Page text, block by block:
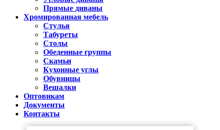
Прямые диваны
Хромированная мебель
Стулья
Табуреты
Столы
Обеденные группы
Скамьи
Кухонные углы
Обувницы
Вешалки
Оптовикам
Документы
Контакты